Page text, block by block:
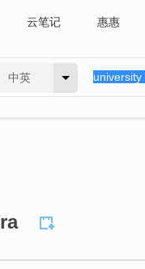
云笔记 惠惠
中英